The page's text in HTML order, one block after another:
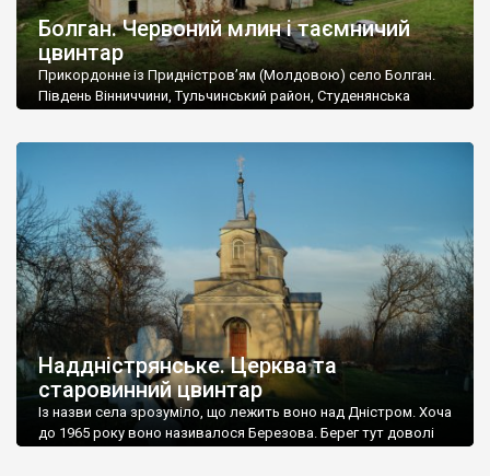
Болган. Червоний млин і таємничий
цвинтар
Прикордонне із Придністров’ям (Молдовою) село Болган.
Південь Вінниччини, Тульчинський район, Студенянська
старовинний цвинтар із кам’яними хрестами. Всі епітафії, які
збереглися, написані кирилицею, церковнослов’янською
мовою. За всіма традиційними ознаками – цвинтар
український. Хрести датуються 19 століттям. У 1924-1940
роках Болган […]
Наддністрянське. Церква та
старовинний цвинтар
Із назви села зрозуміло, що лежить воно над Дністром. Хоча
до 1965 року воно називалося Березова. Берег тут доволі